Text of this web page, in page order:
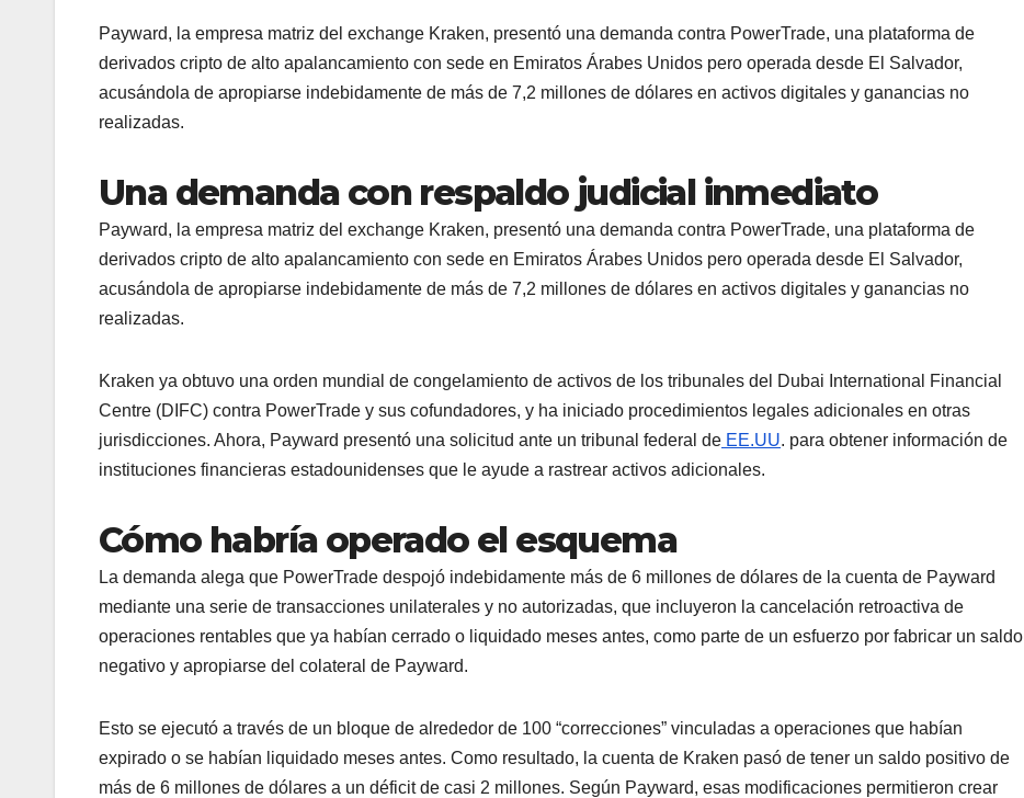
Payward, la empresa matriz del exchange Kraken, presentó una demanda contra PowerTrade, una plataforma de
derivados cripto de alto apalancamiento con sede en Emiratos Árabes Unidos pero operada desde El Salvador,
acusándola de apropiarse indebidamente de más de 7,2 millones de dólares en activos digitales y ganancias no
realizadas.
Una demanda con respaldo judicial inmediato
Payward, la empresa matriz del exchange Kraken, presentó una demanda contra PowerTrade, una plataforma de
derivados cripto de alto apalancamiento con sede en Emiratos Árabes Unidos pero operada desde El Salvador,
acusándola de apropiarse indebidamente de más de 7,2 millones de dólares en activos digitales y ganancias no
realizadas.
Kraken ya obtuvo una orden mundial de congelamiento de activos de los tribunales del Dubai International Financial
Centre (DIFC) contra PowerTrade y sus cofundadores, y ha iniciado procedimientos legales adicionales en otras
jurisdicciones. Ahora, Payward presentó una solicitud ante un tribunal federal de EE.UU. para obtener información de
instituciones financieras estadounidenses que le ayude a rastrear activos adicionales.
Cómo habría operado el esquema
La demanda alega que PowerTrade despojó indebidamente más de 6 millones de dólares de la cuenta de Payward
mediante una serie de transacciones unilaterales y no autorizadas, que incluyeron la cancelación retroactiva de
operaciones rentables que ya habían cerrado o liquidado meses antes, como parte de un esfuerzo por fabricar un saldo
negativo y apropiarse del colateral de Payward.
Esto se ejecutó a través de un bloque de alrededor de 100 “correcciones” vinculadas a operaciones que habían
expirado o se habían liquidado meses antes. Como resultado, la cuenta de Kraken pasó de tener un saldo positivo de
más de 6 millones de dólares a un déficit de casi 2 millones. Según Payward, esas modificaciones permitieron crear